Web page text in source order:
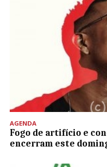
AGENDA
Fogo de artifício e
encerram este